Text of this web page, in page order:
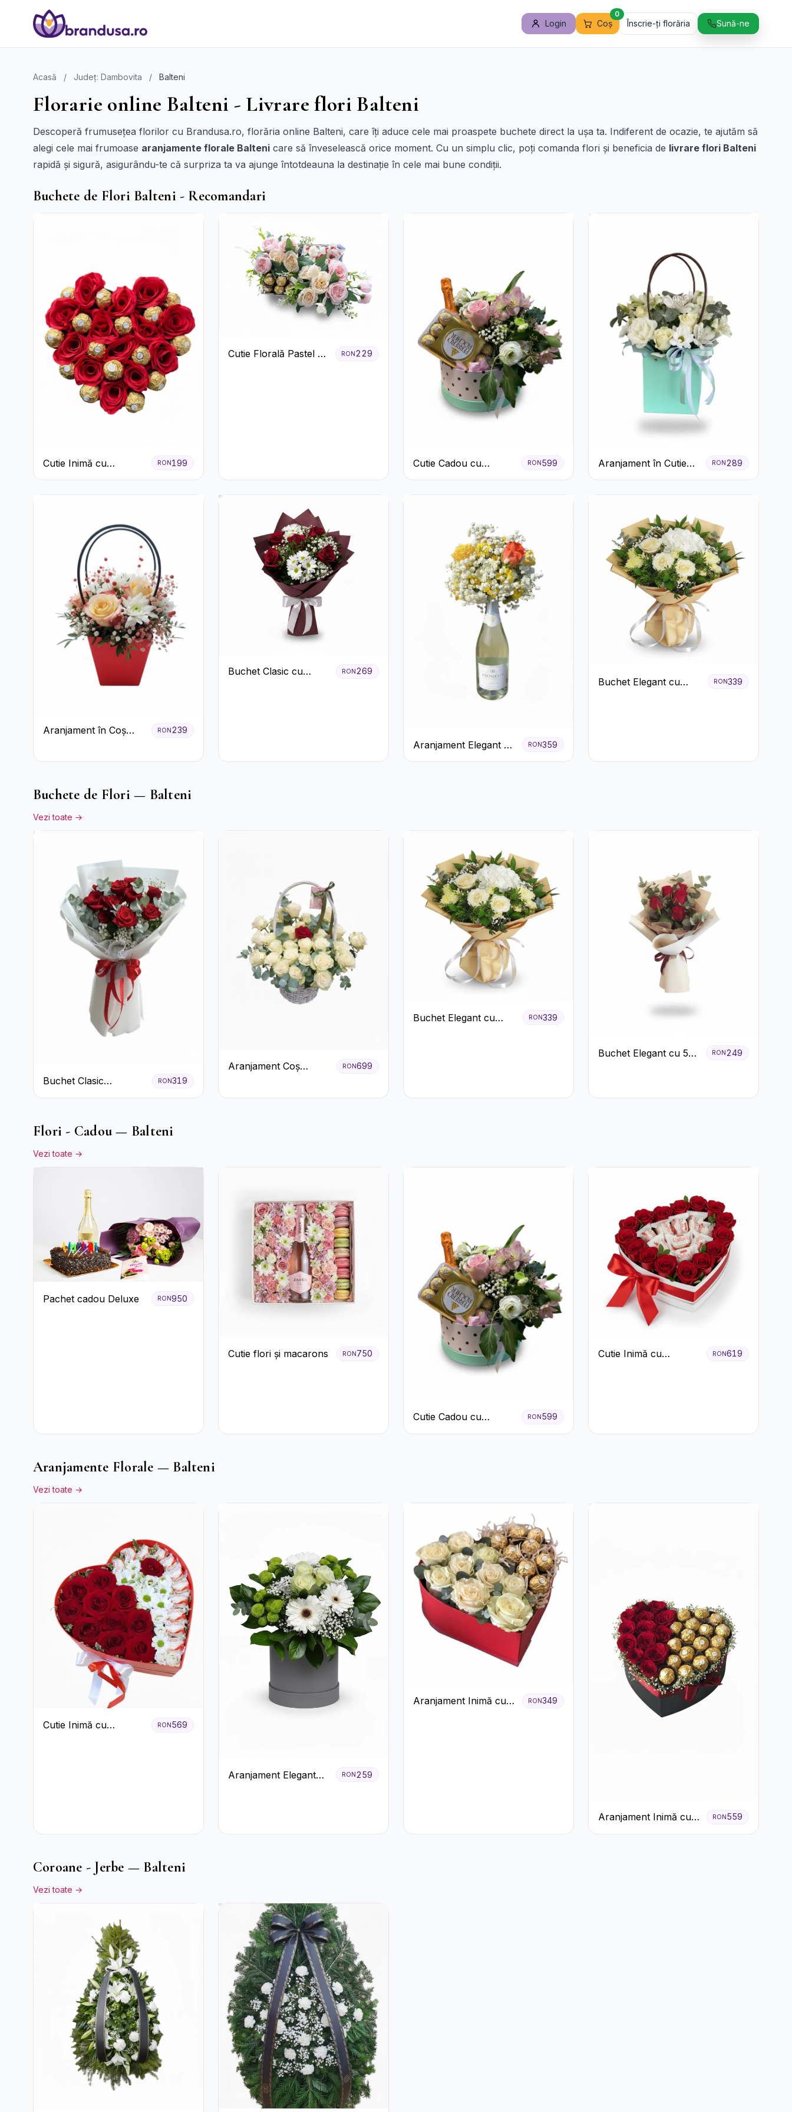
Login Coș
0
Înscrie-ți florăria Sună-ne
Acasă / Județ: Dambovita / Balteni
Florarie online Balteni - Livrare flori Balteni
Descoperă frumusețea florilor cu Brandusa.ro, florăria online Balteni, care îți aduce cele mai proaspete buchete direct la ușa ta. Indiferent de ocazie, te ajutăm să
alegi cele mai frumoase aranjamente florale Balteni care să înveselească orice moment. Cu un simplu clic, poți comanda flori și beneficia de livrare flori Balteni
rapidă și sigură, asigurându-te că surpriza ta va ajunge întotdeauna la destinație în cele mai bune condiții.
Buchete de Flori Balteni - Recomandari
Cutie Inimă cu
Trandafiri Roșii și
RON199
Cutie Florală Pastel cu
RON229
Cutie Cadou cu
Prosecco Mionetto
RON599
Aranjament în Cutie
Verde Mentă cu
RON289
Aranjament în Coș
Crizanteme Albe
RON239
Buchet Clasic cu
RON269
Aranjament Elegant cu
Prosecco și Flori
RON359
Buchet Elegant cu
RON339
Buchete de Flori — Balteni
Vezi toate →
Buchet Clasic
Trandafiri Roșii și
RON319
Aranjament Coș
RON699
Buchet Elegant cu
RON339
Buchet Elegant cu 5
RON 249
Flori - Cadou — Balteni
Vezi toate →
Pachet cadou Deluxe RON950
Cutie flori și macarons RON750
Cutie Cadou cu
Prosecco Mionetto
RON599
Cutie Inimă cu
RON619
Aranjamente Florale — Balteni
Vezi toate →
Cutie Inimă cu
RON569
Aranjament Elegant
RON259
Aranjament Inimă cu
RON349
Aranjament Inimă cu
Trandafiri Roșii și
RON559
Coroane - Jerbe — Balteni
Vezi toate →